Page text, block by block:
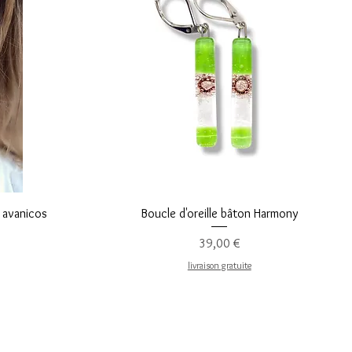
Vista rápida
Boucle d'oreille bâton Harmony
Precio
39,00 €
livraison gratuite